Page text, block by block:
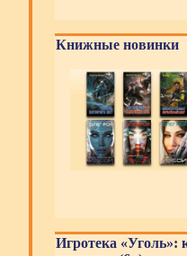
Книжные новинки
Игротека